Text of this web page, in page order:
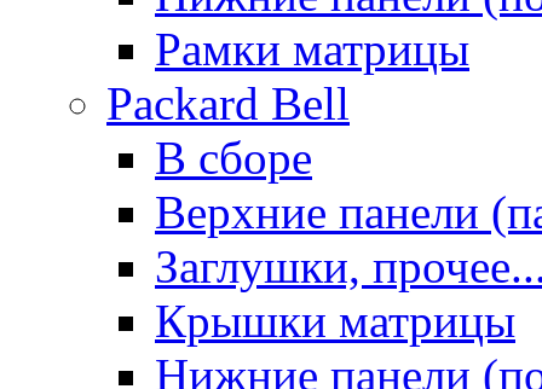
Рамки матрицы
Packard Bell
В сборе
Верхние панели
Заглушки,
Крышки матрицы
Нижние панели